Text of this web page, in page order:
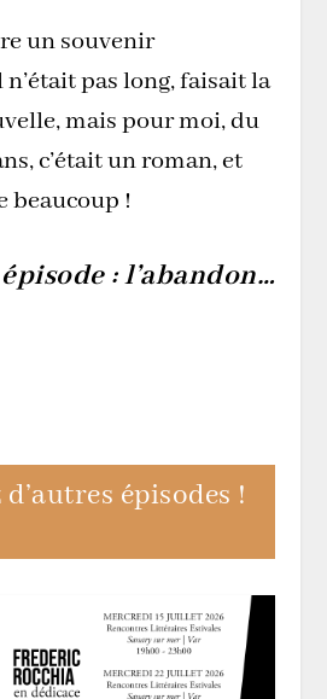
un souvenir
pas long, faisait la
mais pour moi, du
c’était un roman, et
beaucoup !
: l’abandon…
épisodes !